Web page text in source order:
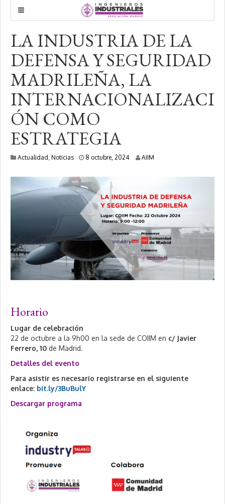
LA INDUSTRIA DE LA
DEFENSA Y SEGURIDAD
MADRILEÑA, LA
INTERNACIONALIZACI
ÓN COMO
ESTRATEGIA
Actualidad , Noticias 8 octubre, 20248
b
r
e
,
2
0
2
4
AIIM
Horario
Lugar de celebración
22 de octubre a la 9h00 en la sede de COIIM en c/ Javier
Ferrero, 10 de Madrid.
Detalles del evento
Para asistir es necesario registrarse en el siguiente
enlace: bit.ly/3BuBulY
Descargar programa